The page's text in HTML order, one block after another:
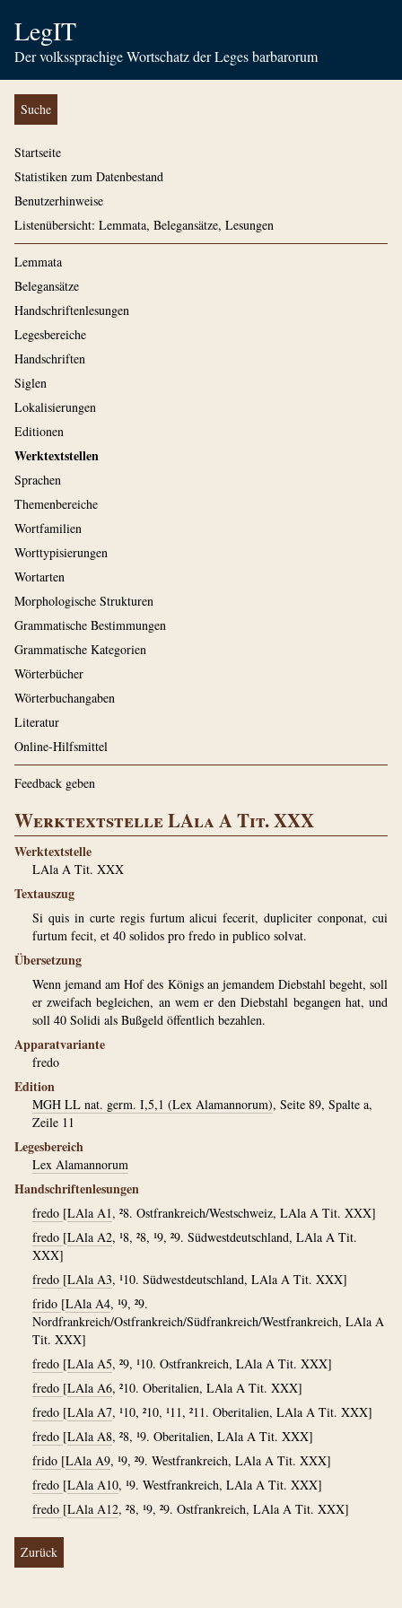
LegIT
Der volkssprachige Wortschatz der Leges barbarorum
Suche
Startseite
Statistiken zum Datenbestand
Benutzerhinweise
Listenübersicht: Lemmata, Belegansätze, Lesungen
Lemmata
Belegansätze
Handschriftenlesungen
Legesbereiche
Handschriften
Siglen
Lokalisierungen
Editionen
Werktextstellen
Sprachen
Themenbereiche
Wortfamilien
Worttypisierungen
Wortarten
Morphologische Strukturen
Grammatische Bestimmungen
Grammatische Kategorien
Wörterbücher
Wörterbuchangaben
Literatur
Online-Hilfsmittel
Feedback geben
Werktextstelle LAla A Tit. XXX
Werktextstelle
LAla A Tit. XXX
Textauszug
Si quis in curte regis furtum alicui fecerit, dupliciter conponat, cui
furtum fecit, et 40 solidos pro fredo in publico solvat.
Übersetzung
Wenn jemand am Hof des Königs an jemandem Diebstahl begeht, soll
er zweifach begleichen, an wem er den Diebstahl begangen hat, und
soll 40 Solidi als Bußgeld öffentlich bezahlen.
Apparatvariante
fredo
Edition
MGH LL nat. germ. I,5,1 (Lex Alamannorum), Seite 89, Spalte a,
Zeile 11
Legesbereich
Lex Alamannorum
Handschriftenlesungen
fredo [LAla A1, ²8. Ostfrankreich/Westschweiz, LAla A Tit. XXX]
fredo [LAla A2, ¹8, ²8, ¹9, ²9. Südwestdeutschland, LAla A Tit.
XXX]
fredo [LAla A3, ¹10. Südwestdeutschland, LAla A Tit. XXX]
frido [LAla A4, ¹9, ²9.
Nordfrankreich/Ostfrankreich/Südfrankreich/Westfrankreich, LAla A
Tit. XXX]
fredo [LAla A5, ²9, ¹10. Ostfrankreich, LAla A Tit. XXX]
fredo [LAla A6, ²10. Oberitalien, LAla A Tit. XXX]
fredo [LAla A7, ¹10, ²10, ¹11, ²11. Oberitalien, LAla A Tit. XXX]
fredo [LAla A8, ²8, ¹9. Oberitalien, LAla A Tit. XXX]
frido [LAla A9, ¹9, ²9. Westfrankreich, LAla A Tit. XXX]
fredo [LAla A10, ¹9. Westfrankreich, LAla A Tit. XXX]
fredo [LAla A12, ²8, ¹9, ²9. Ostfrankreich, LAla A Tit. XXX]
Zurück